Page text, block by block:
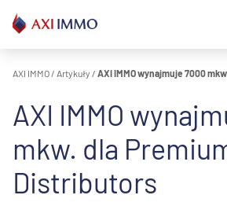
do
treści
AXI IMMO / Artykuły / AXI IMMO wynajmuje 7000
AXI IMMO
mkw. dla
Distributors